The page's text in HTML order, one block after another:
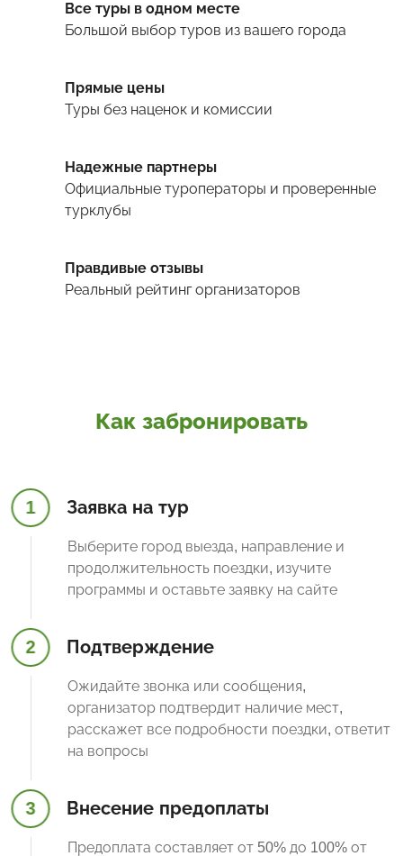
Все туры в одном месте
Большой выбор туров из вашего города
Прямые цены
Туры без наценок и комиссии
Надежные партнеры
Официальные туроператоры и проверенные
турклубы
Правдивые отзывы
Реальный рейтинг организаторов
Как забронировать
1 Заявка на тур
Выберите город выезда, направление и
продолжительность поездки, изучите
программы и оставьте заявку на сайте
2 Подтверждение
Ожидайте звонка или сообщения,
организатор подтвердит наличие мест,
расскажет все подробности поездки, ответит
на вопросы
3 Внесение предоплаты
Предоплата составляет от 50% до 100% от